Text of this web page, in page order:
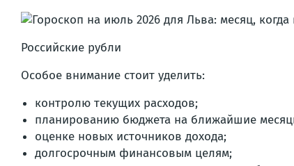
Российские рубли
Особое внимание стоит уделить:
контролю текущих расходов;
планированию бюджета на ближайшие
оценке новых источников дохода;
долгосрочным финансовым целям;